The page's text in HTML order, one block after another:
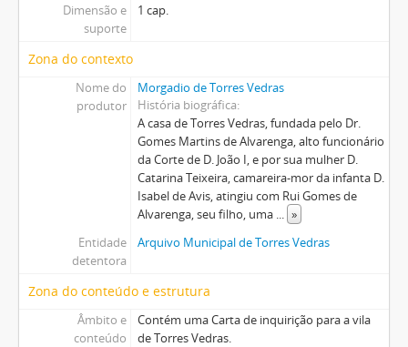
Dimensão e
suporte
1 cap.
Zona do contexto
Nome do
produtor
Morgadio de Torres Vedras
História biográfica
A casa de Torres Vedras, fundada pelo Dr.
Gomes Martins de Alvarenga, alto funcionário
da Corte de D. João I, e por sua mulher D.
Catarina Teixeira, camareira-mor da infanta D.
Isabel de Avis, atingiu com Rui Gomes de
Alvarenga, seu filho, uma
»
Entidade
detentora
Arquivo Municipal de Torres Vedras
Zona do conteúdo e estrutura
Âmbito e
conteúdo
Contém uma Carta de inquirição para a vila
de Torres Vedras.